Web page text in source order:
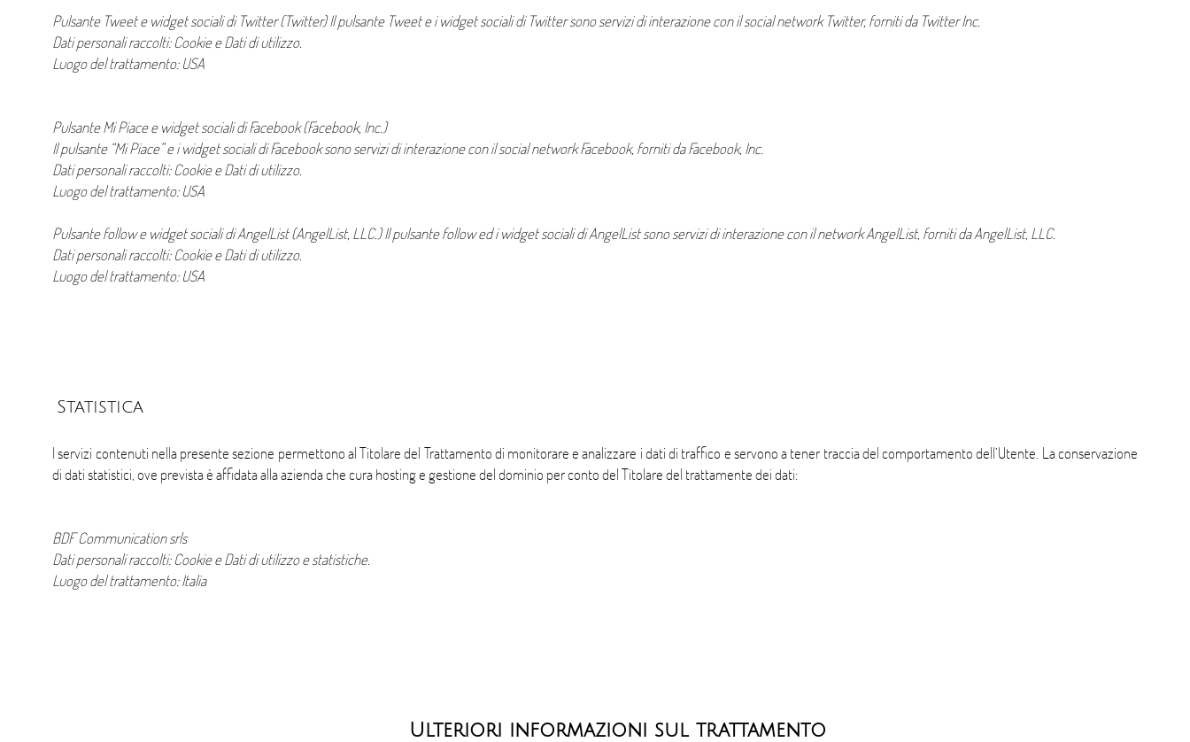
Pulsante Tweet e widget sociali di Twitter (Twitter) Il pulsante Tweet e i widget sociali di Twitter sono servizi di interazione con il social network Twitter, forniti da Twitter Inc.
Dati personali raccolti: Cookie e Dati di utilizzo.
Luogo del trattamento: USA
Pulsante Mi Piace e widget sociali di Facebook (Facebook, Inc.)
Il pulsante “Mi Piace” e i widget sociali di Facebook sono servizi di interazione con il social network Facebook, forniti da Facebook, Inc.
Dati personali raccolti: Cookie e Dati di utilizzo.
Luogo del trattamento: USA
Pulsante follow e widget sociali di AngelList (AngelList, LLC.) Il pulsante follow ed i widget sociali di AngelList sono servizi di interazione con il network AngelList, forniti da AngelList, LLC.
Dati personali raccolti: Cookie e Dati di utilizzo.
Luogo del trattamento: USA
Statistica
I servizi contenuti nella presente sezione permettono al Titolare del Trattamento di monitorare e analizzare i dati di traffico e servono a tener traccia del comportamento dell’Utente. La conservazione
di dati statistici, ove prevista è affidata alla azienda che cura hosting e gestione del dominio per conto del Titolare del trattamente dei dati:
BDF Communication srls
Dati personali raccolti: Cookie e Dati di utilizzo e statistiche.
Luogo del trattamento: Italia
Ulteriori informazioni sul trattamento